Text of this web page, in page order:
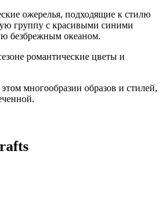
ожерелья, подходящие к стилю
группу с красивыми синими
безбрежным океаном.
романтические цветы и
многообразии образов и стилей,